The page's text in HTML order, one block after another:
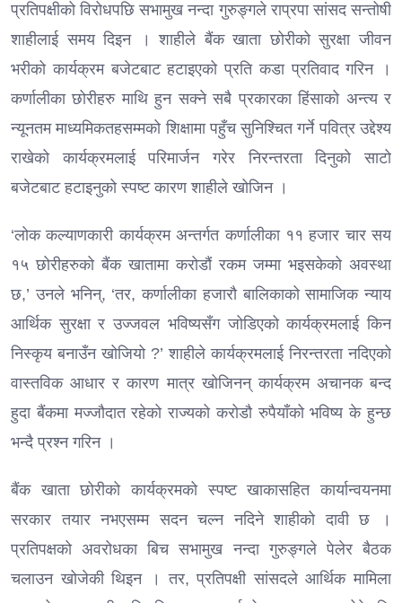
प्रतिपक्षीको विरोधपछि सभामुख नन्दा गुरुङ्गले राप्रपा सांसद सन्तोषी
शाहीलाई समय दिइन । शाहीले बैंक खाता छोरीको सुरक्षा जीवन
भरीको कार्यक्रम बजेटबाट हटाइएको प्रति कडा प्रतिवाद गरिन ।
कर्णालीका छोरीहरु माथि हुन सक्ने सबै प्रकारका हिंसाको अन्त्य र
न्यूनतम माध्यमिकतहसम्मको शिक्षामा पहुँच सुनिश्चित गर्ने पवित्र उद्देश्य
राखेको कार्यक्रमलाई परिमार्जन गरेर निरन्तरता दिनुको साटो
बजेटबाट हटाइनुको स्पष्ट कारण शाहीले खोजिन ।
‘लोक कल्याणकारी कार्यक्रम अन्तर्गत कर्णालीका ११ हजार चार सय
१५ छोरीहरुको बैंक खातामा करोडौं रकम जम्मा भइसकेको अवस्था
छ,’ उनले भनिन्, ‘तर, कर्णालीका हजारौ बालिकाको सामाजिक न्याय
आर्थिक सुरक्षा र उज्जवल भविष्यसँग जोडिएको कार्यक्रमलाई किन
निस्कृय बनाउँन खोजियो ?’ शाहीले कार्यक्रमलाई निरन्तरता नदिएको
वास्तविक आधार र कारण मात्र खोजिनन् कार्यक्रम अचानक बन्द
हुदा बैंकमा मज्जौदात रहेको राज्यको करोडौ रुपैयाँको भविष्य के हुन्छ
भन्दै प्रश्न गरिन ।
बैंक खाता छोरीको कार्यक्रमको स्पष्ट खाकासहित कार्यान्वयनमा
सरकार तयार नभएसम्म सदन चल्न नदिने शाहीको दावी छ ।
प्रतिपक्षको अवरोधका बिच सभामुख नन्दा गुरुङ्गले पेलेर बैठक
चलाउन खोजेकी थिइन । तर, प्रतिपक्षी सांसदले आर्थिक मामिला